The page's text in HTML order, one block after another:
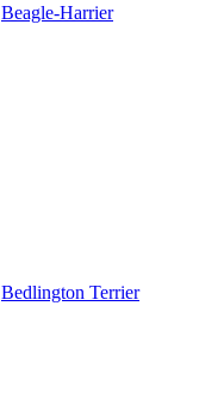
Beagle-Harrier
Bedlington Terrier